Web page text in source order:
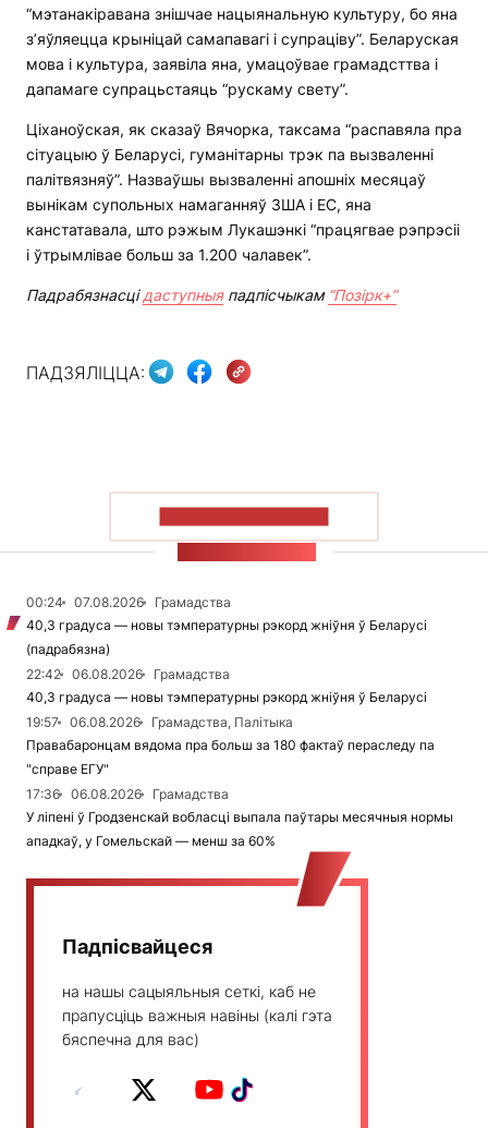
“мэтанакіравана знішчае нацыянальную культуру, бо яна
з’яўляецца крыніцай самапавагі і супраціву”. Беларуская
мова і культура, заявіла яна, умацоўвае грамадсттва і
дапамаге супрацьстаяць “рускаму свету”.
Ціханоўская, як сказаў Вячорка, таксама “распавяла пра
сітуацыю ў Беларусі, гуманітарны трэк па вызваленні
палітвязняў”. Назваўшы вызваленні апошніх месяцаў
вынікам супольных намаганняў ЗША і ЕС, яна
канстатавала, што рэжым Лукашэнкі “працягвае рэпрэсіі
і ўтрымлівае больш за 1.200 чалавек”.
Падрабязнасцідаступныяпадпісчыкам “Позірк+”
ПАДЗЯЛІЦЦА:
00:24 07.08.2026
Грамадства
40,3 градуса — новы тэмпературны рэкорд жніўня ў Беларусі
(падрабязна)
22:42
06.08.2026
Грамадства
40,3 градуса — новы тэмпературны рэкорд жніўня ў Беларусі
19:57
06.08.2026
Грамадства, Палітыка
Правабаронцам вядома пра больш за 180 фактаў пераследу па
"справе ЕГУ"
17:36
06.08.2026
Грамадства
У ліпені ў Гродзенскай вобласці выпала паўтары месячныя нормы
ападкаў, у Гомельскай — менш за 60%
Падпісвайцеся
на нашы сацыяльныя сеткі, каб не
прапусціць важныя навіны (калі гэта
бяспечна для вас)